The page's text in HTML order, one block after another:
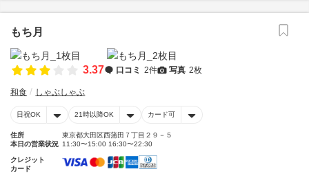
もち月
3.37 口コミ 2件 写真 2枚
和食 しゃぶしゃぶ
日祝OK 21時以降OK カード可
住所
東京都大田区西蒲田７丁目２９－５
本日の営業状況 11:30〜15:00 16:30〜22:30
クレジット
カード